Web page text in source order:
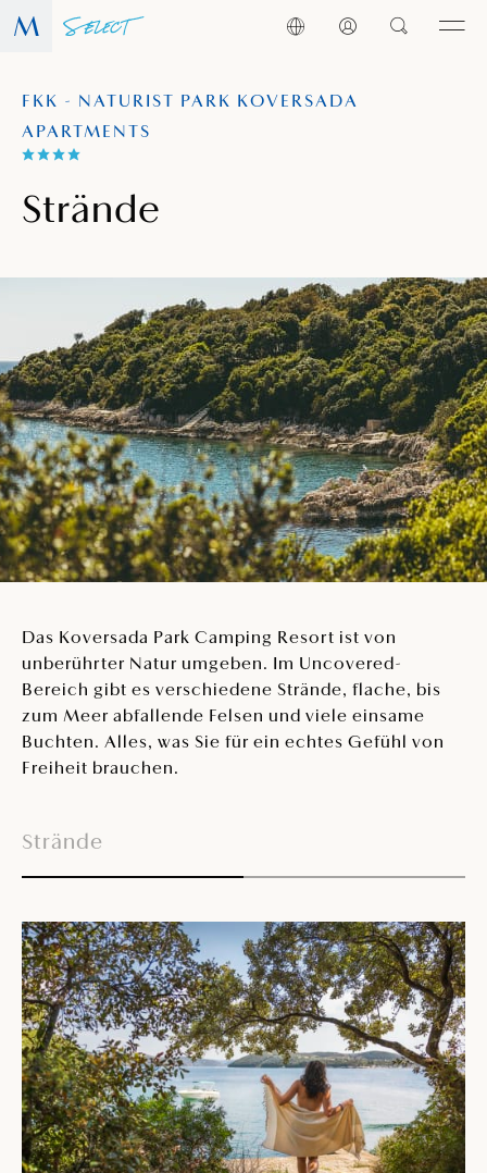
FKK - NATURIST PARK KOVERSADA
APARTMENTS
Strände
Das Koversada Park Camping Resort ist von
unberührter Natur umgeben. Im Uncovered-
Bereich gibt es verschiedene Strände, flache, bis
zum Meer abfallende Felsen und viele einsame
Buchten. Alles, was Sie für ein echtes Gefühl von
Freiheit brauchen.
Strände